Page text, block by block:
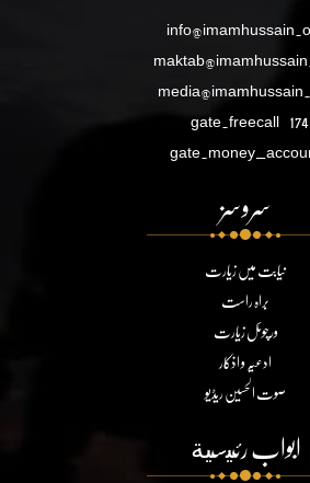
gate.freecall 174
سروسز
نیابت میں زیارت
براہ راست
ورچوئل زیارت
ادعیہ و اذکار
صوت الحسین ریڈیو
ابواب رئيسية